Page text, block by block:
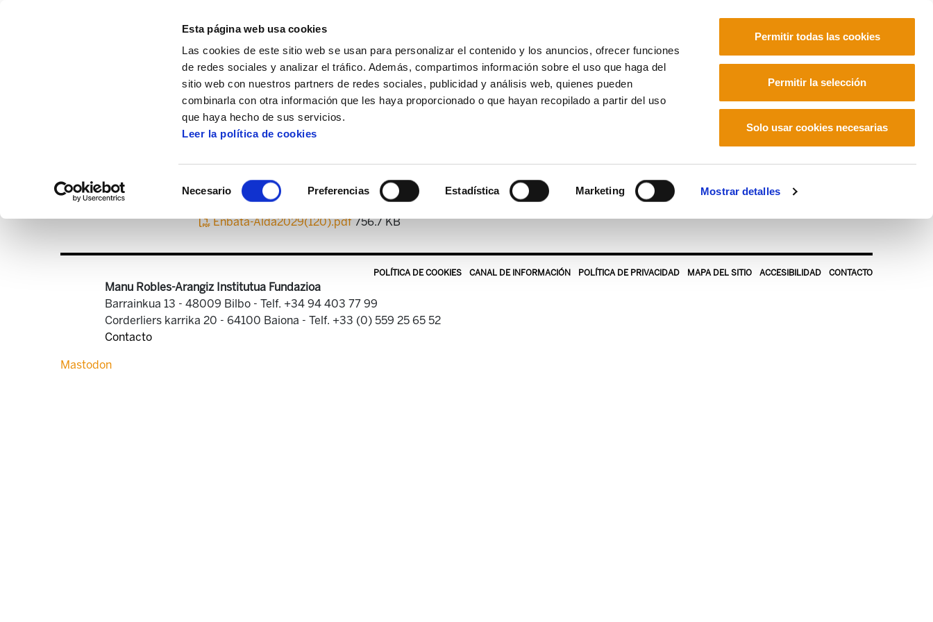
Esta página web usa cookies
Las cookies de este sitio web se usan para personalizar el contenido y los anuncios, ofrecer funciones
de redes sociales y analizar el tráfico. Además, compartimos información sobre el uso que haga del
sitio web con nuestros partners de redes sociales, publicidad y análisis web, quienes pueden
combinarla con otra información que les haya proporcionado o que hayan recopilado a partir del uso
que haya hecho de sus servicios.
Leer la política de cookies
Necesario Preferencias Estadística Marketing Mostrar detalles
Permitir todas las cookies
Permitir la selección
Solo usar cookies necesarias
Centro de documentación Enbata + Alda!
Enbata-Alda2029(120).pdf756.7 KB
POLÍTICA DE COOKIES CANAL DE INFORMACIÓN POLÍTICA DE PRIVACIDAD MAPA DEL SITIO ACCESIBILIDAD CONTACTO
Manu Robles-Arangiz Institutua Fundazioa
Barrainkua 13 - 48009 Bilbo - Telf. +34 94 403 77 99
Corderliers karrika 20 - 64100 Baiona - Telf. +33 (0) 559 25 65 52
Contacto
Mastodon